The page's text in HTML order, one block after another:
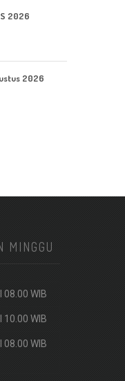
2026
2026
08.00 WIB
10.00 WIB
08.00 WIB